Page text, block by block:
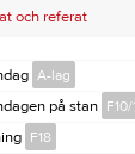
och referat
A-lag
på stan F10/
F18